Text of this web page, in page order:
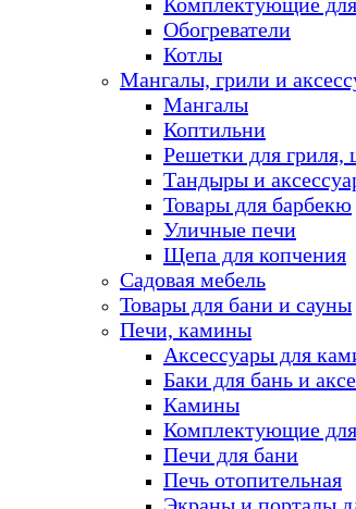
Обогреватели
Котлы
Мангалы, грили и
Мангалы
Коптильни
Решетки для
Тандыры и
Товары для барбекю
Уличные печи
Щепа для копчения
Садовая мебель
Товары для бани и сауны
Печи, камины
Аксессуары для
Баки для бань и
Камины
Комплектующие
Печи для бани
Печь отопительная